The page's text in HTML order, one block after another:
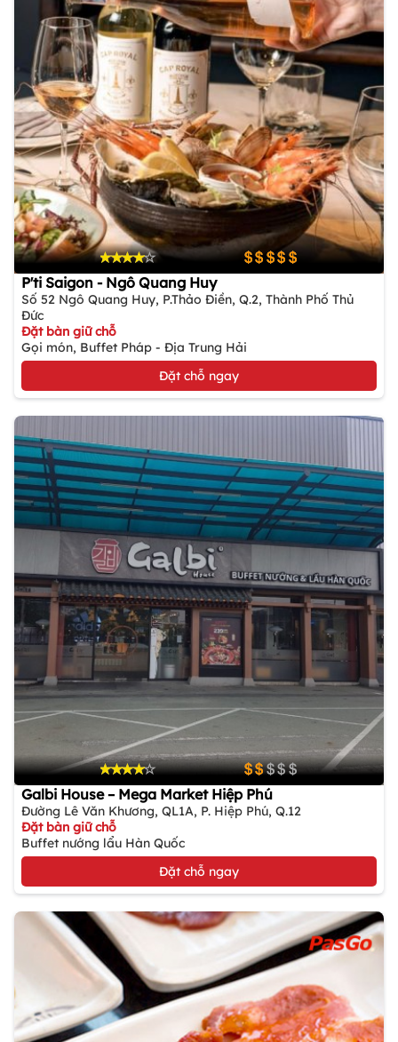
P'ti Saigon - Ngô Quang Huy
Số 52 Ngô Quang Huy, P.Thảo Điền, Q.2, Thành Phố Thủ
Đức
Đặt bàn giữ chỗ
Gọi món, Buffet Pháp - Địa Trung Hải
Đặt chỗ ngay
Galbi House – Mega Market Hiệp Phú
Đường Lê Văn Khương, QL1A, P. Hiệp Phú, Q.12
Đặt bàn giữ chỗ
Buffet nướng lẩu Hàn Quốc
Đặt chỗ ngay